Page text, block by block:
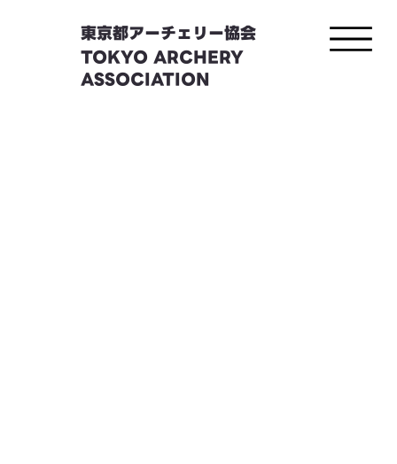
東京都アーチェリー協会
TOKYO ARCHERY
ASSOCIATION